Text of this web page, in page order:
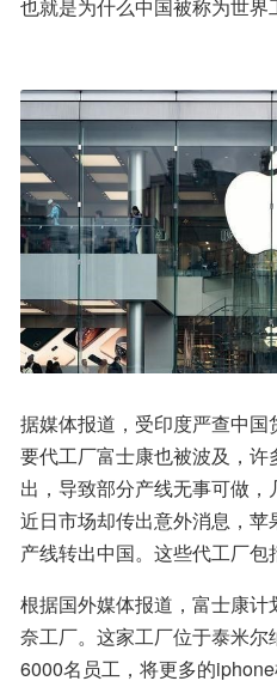
也就是为什么中国被称为世界
据媒体报道，受印度严查中
要代工厂富士康也被波及，许
出，导致部分产线无事可做，
近日市场却传出意外消息，
产线转出中国。这些代工厂包
根据国外媒体报道，富士康
奈工厂。这家工厂位于泰米
6000名员工，将更多的